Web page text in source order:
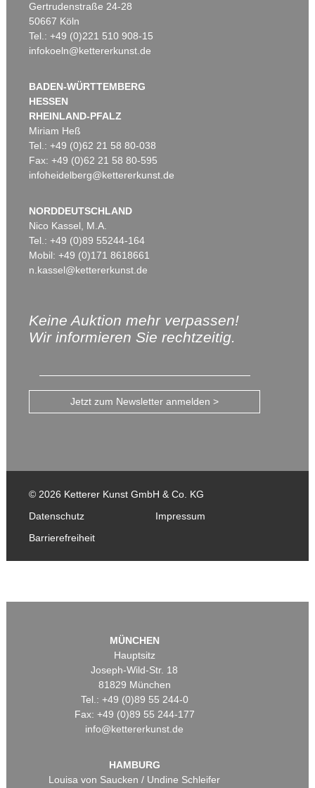
Gertrudenstraße 24-28
50667 Köln
Tel.: +49 (0)221 510 908-15
infokoeln@kettererkunst.de
BADEN-WÜRTTEMBERG
HESSEN
RHEINLAND-PFALZ
Miriam Heß
Tel.: +49 (0)62 21 58 80-038
Fax: +49 (0)62 21 58 80-595
infoheidelberg@kettererkunst.de
NORDDEUTSCHLAND
Nico Kassel, M.A.
Tel.: +49 (0)89 55244-164
Mobil: +49 (0)171 8618661
n.kassel@kettererkunst.de
Keine Auktion mehr verpassen!
Wir informieren Sie rechtzeitig.
Jetzt zum Newsletter anmelden >
© 2026 Ketterer Kunst GmbH & Co. KG
Datenschutz
Impressum
Barrierefreiheit
MÜNCHEN
Hauptsitz
Joseph-Wild-Str. 18
81829 München
Tel.: +49 (0)89 55 244-0
Fax: +49 (0)89 55 244-177
info@kettererkunst.de
HAMBURG
Louisa von Saucken / Undine Schleifer